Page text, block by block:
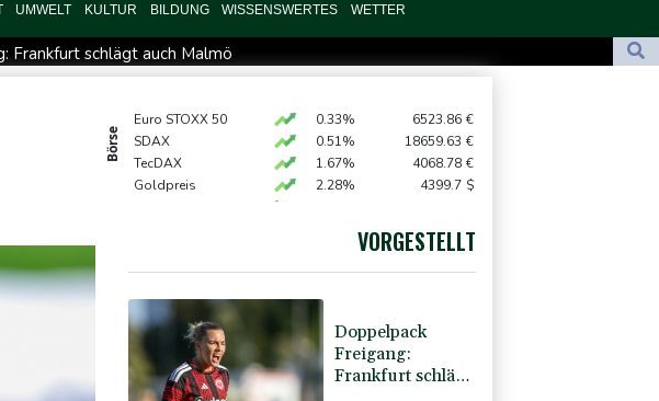
UMWELT KULTUR BILDUNG WISSENSWERTES WETTER
Frankfurt schlägt auch Malmö
Rumänien und Bulgarien nahe Gaspipeline
Württemberg
in Nordrhein-Westfalen gesichtet
Börse
Euro STOXX 50 0.33% 6523.86 €
SDAX
0.51% 18659.63 €
TecDAX
1.67% 4068.78 €
Goldpreis
2.28% 4399.7 $
1.1562 $
26319.45 €
VORGESTELLT
Doppelpack
Freigang:
Frankfurt schlägt